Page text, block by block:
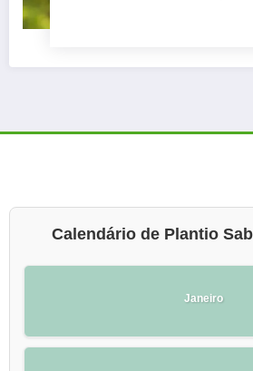
Calendário de Plantio
Janeiro